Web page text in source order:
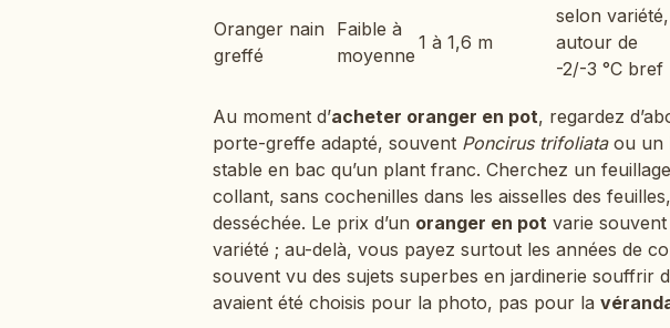
Oranger nain
greffé
Faible à
moyenne
1 à 1,6 m
selon variété,
autour de
-2/-3 °C bref
Au moment d’acheter oranger en pot, regardez
porte-greffe adapté, souvent Poncirus trifoliataou un
stable en bac qu’un plant franc. Cherchez un
collant, sans cochenilles dans les aisselles des
desséchée. Le prix d’un oranger en pot varie souvent
variété ; au-delà, vous payez surtout les années de
souvent vu des sujets superbes en jardinerie souffrir
avaient été choisis pour la photo, pas pour la